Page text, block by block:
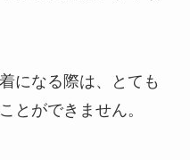
になる際は、とても
とができません。